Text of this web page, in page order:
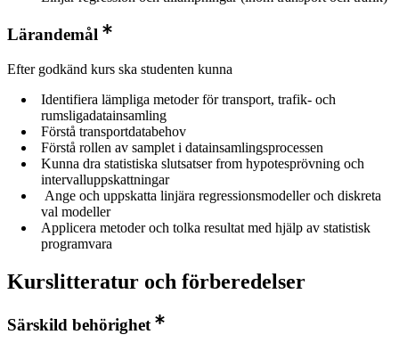
Lärandemål
Efter godkänd kurs ska studenten kunna
Identifiera lämpliga metoder för transport, trafik- och
rumsligadatainsamling
Förstå transportdatabehov
Förstå rollen av samplet i datainsamlingsprocessen
Kunna dra statistiska slutsatser from hypotesprövning och
intervalluppskattningar
Ange och uppskatta linjära regressionsmodeller och diskreta
val modeller
Applicera metoder och tolka resultat med hjälp av statistisk
programvara
Kurslitteratur och förberedelser
Särskild behörighet